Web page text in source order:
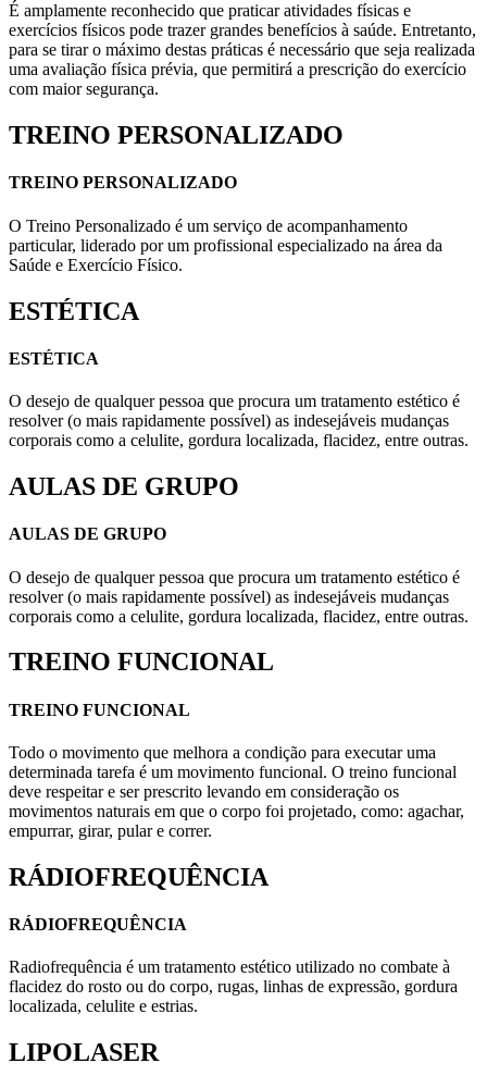
É amplamente reconhecido que praticar atividades físicas e
exercícios físicos pode trazer grandes benefícios à saúde. Entretanto,
para se tirar o máximo destas práticas é necessário que seja realizada
uma avaliação física prévia, que permitirá a prescrição do exercício
com maior segurança.
TREINO PERSONALIZADO
TREINO PERSONALIZADO
O Treino Personalizado é um serviço de acompanhamento
particular, liderado por um profissional especializado na área da
Saúde e Exercício Físico.
ESTÉTICA
ESTÉTICA
O desejo de qualquer pessoa que procura um tratamento estético é
resolver (o mais rapidamente possível) as indesejáveis mudanças
corporais como a celulite, gordura localizada, flacidez, entre outras.
AULAS DE GRUPO
AULAS DE GRUPO
O desejo de qualquer pessoa que procura um tratamento estético é
resolver (o mais rapidamente possível) as indesejáveis mudanças
corporais como a celulite, gordura localizada, flacidez, entre outras.
TREINO FUNCIONAL
TREINO FUNCIONAL
Todo o movimento que melhora a condição para executar uma
determinada tarefa é um movimento funcional. O treino funcional
deve respeitar e ser prescrito levando em consideração os
movimentos naturais em que o corpo foi projetado, como: agachar,
empurrar, girar, pular e correr.
RÁDIOFREQUÊNCIA
RÁDIOFREQUÊNCIA
Radiofrequência é um tratamento estético utilizado no combate à
flacidez do rosto ou do corpo, rugas, linhas de expressão, gordura
localizada, celulite e estrias.
LIPOLASER